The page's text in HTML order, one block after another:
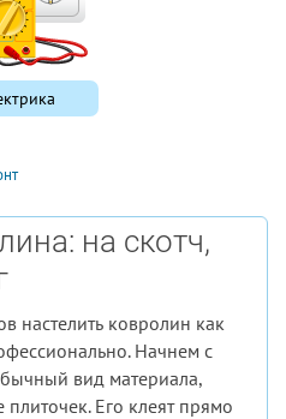
на скотч,
настелить ковролин как
Начнем с
вид материала,
Его клеят прямо